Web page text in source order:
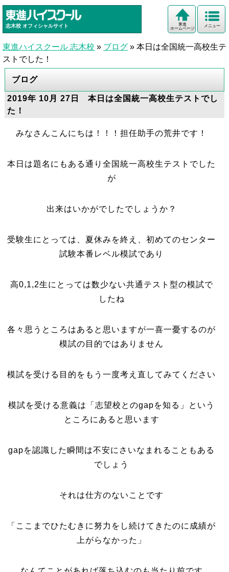
志木校 オフィシャルサイト メニュー
東進
ホームページ
東進ハイスクール 志木校 » ブログ » 本日は全国統一高校生テ
ストでした！
ブログ
2019年 10月 27日 本日は全国統一高校生テストでし
た！
みなさんこんにちは！！！担任助手の荒井です！
本日は題名にもある通り全国統一高校生テストでした
が
出来はいかがでしたでしょうか？
受験生にとっては、夏休みを終え、初めてのセンター
試験本番レベル模試であり
高0,1,2生にとっては数少ない共通テスト型の模試で
したね
各々思うところはあると思いますが一喜一憂するのが
模試の目的ではありません
模試を受ける目的をもう一度考え直してみてください
模試を受ける意義は「志望校とのgapを知る」という
ところにあると思います
gapを認識した瞬間は不安にさいなまれることもある
でしょう
それは仕方のないことです
「ここまでひたむきに努力をし続けてきたのに成績が
上がらなかった」